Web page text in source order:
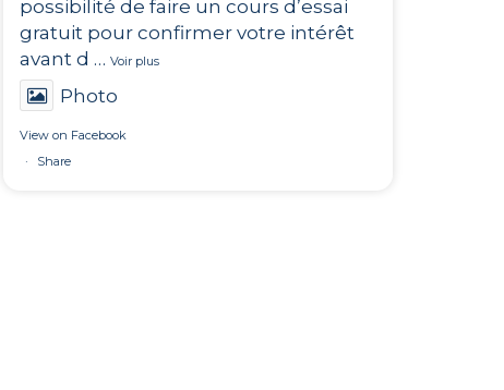
possibilité de faire un cours d’essai
gratuit pour confirmer votre intérêt
avant d … Voir plus
Photo
View on Facebook
·
Share